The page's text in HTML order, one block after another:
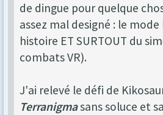
de dingue pour quelque
assez mal designé : le
histoire ET SURTOUT du
combats VR).
J'ai relevé le défi de
Terranigmasans soluce et